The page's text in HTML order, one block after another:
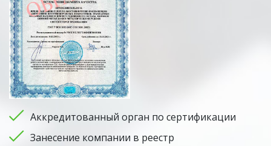
Аккредитованный орган по сертификации
Занесение компании в реестр